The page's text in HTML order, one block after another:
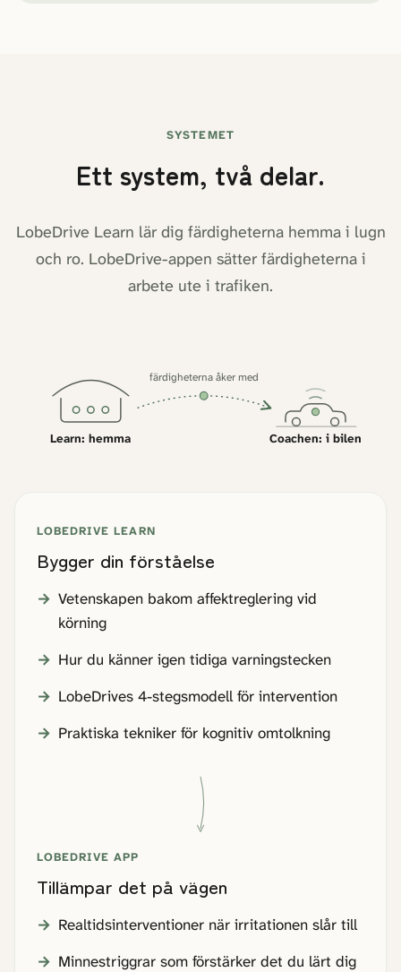
SYSTEMET
Ett system, två delar.
LobeDrive Learn lär dig färdigheterna hemma i lugn
och ro. LobeDrive-appen sätter färdigheterna i
arbete ute i trafiken.
Learn: hemma
färdigheterna åker med
Coachen: i bilen
LOBEDRIVE LEARN
Bygger din förståelse
Vetenskapen bakom affektreglering vid
körning
Hur du känner igen tidiga varningstecken
LobeDrives 4-stegsmodell för intervention
Praktiska tekniker för kognitiv omtolkning
LOBEDRIVE APP
Tillämpar det på vägen
Realtidsinterventioner när irritationen slår till
Minnestriggrar som förstärker det du lärt dig